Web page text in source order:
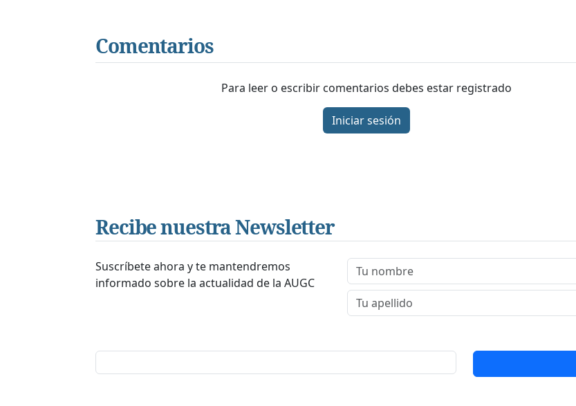
Comentarios
Para leer o escribir comentarios debes estar registrado
Iniciar sesión
Recibe nuestra Newsletter
Suscríbete ahora y te mantendremos
informado sobre la actualidad de la AUGC